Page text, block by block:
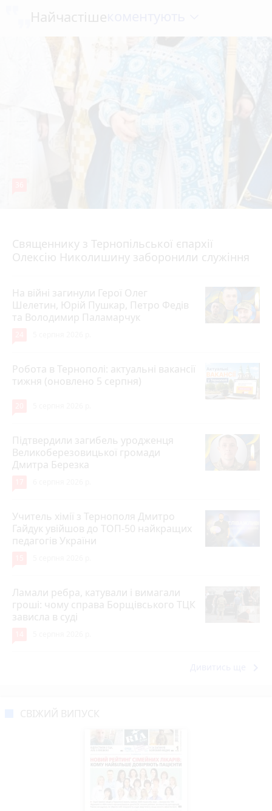
Найчастіше
Священнику з Тернопільської єпархії
Олексію Николишину заборонили служіння
На війні загинули Герої Олег
Шелетин, Юрій Пушкар, Петро Федів
та Володимир Паламарчук
Робота в Тернополі: актуальні вакансії
тижня (оновлено 5 серпня)
Підтвердили загибель уродженця
Великоберезовицької громади
Дмитра Березка
Учитель хімії з Тернополя Дмитро
Гайдук увійшов до ТОП-50 найкращих
педагогів України
Ламали ребра, катували і вимагали
гроші: чому справа Борщівського ТЦК
зависла в суді